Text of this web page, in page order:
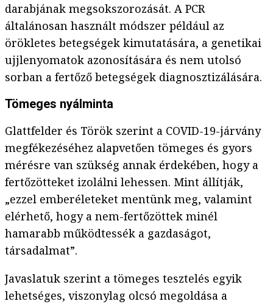
darabjának megsokszorozását. A PCR
általánosan használt módszer például az
örökletes betegségek kimutatására, a genetikai
ujjlenyomatok azonosítására és nem utolsó
sorban a fertőző betegségek diagnosztizálására.
Tömeges nyálminta
Glattfelder és Török szerint a COVID-19-járvány
megfékezéséhez alapvetően tömeges és gyors
mérésre van szükség annak érdekében, hogy a
fertőzötteket izolálni lehessen. Mint állítják,
„ezzel emberéleteket mentünk meg, valamint
elérhető, hogy a nem-fertőzöttek minél
hamarabb működtessék a gazdaságot,
társadalmat”.
Javaslatuk szerint a tömeges tesztelés egyik
lehetséges, viszonylag olcsó megoldása a